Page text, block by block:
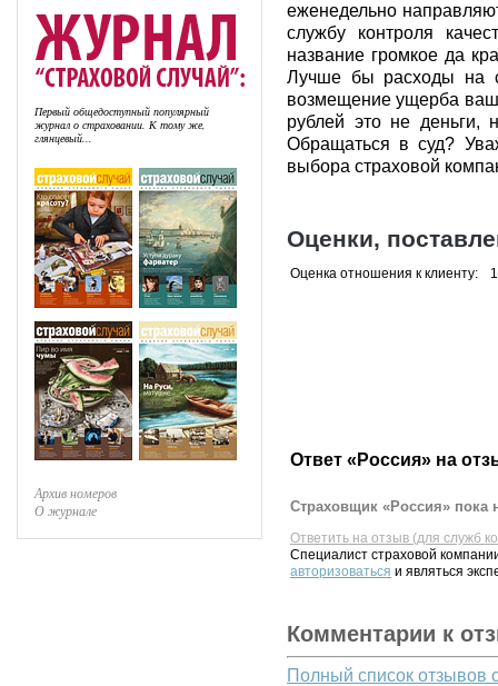
Первый общедоступный популярный
журнал о страховании. К тому же,
глянцевый...
Архив номеров
О журнале
еженедельно
службу контроля
название громкое да
Лучше бы расходы на
возмещение ущерба
рублей это не деньги,
Обращаться в суд?
выбора страховой
Оценки,
Оценка отношения к клиенту: 1
Ответ «Россия» на
Страховщик «Россия» пока
Ответить на отзыв (для служб
Специалист страховой
авторизоваться и являться
Комментарии к
Полный список отзывов